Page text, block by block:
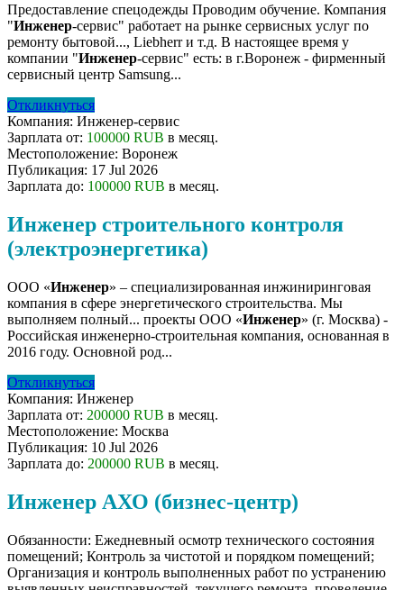
Предоставление спецодежды Проводим обучение. Компания
"Инженер-сервис" работает на рынке сервисных услуг по
ремонту бытовой..., Liebherr и т.д. В настоящее время у
компании "Инженер-сервис" есть: в г.Воронеж - фирменный
сервисный центр Samsung...
Откликнуться
Компания: Инженер-сервис
Зарплата от: 100000 RUB в месяц.
Местоположение: Воронеж
Публикация: 17 Jul 2026
Зарплата до: 100000 RUB в месяц.
Инженер строительного контроля
(электроэнергетика)
ООО «Инженер» – специализированная инжиниринговая
компания в сфере энергетического строительства. Мы
выполняем полный... проекты ООО «Инженер» (г. Москва) -
Российская инженерно-строительная компания, основанная в
2016 году. Основной род...
Откликнуться
Компания: Инженер
Зарплата от: 200000 RUB в месяц.
Местоположение: Москва
Публикация: 10 Jul 2026
Зарплата до: 200000 RUB в месяц.
Инженер АХО (бизнес-центр)
Обязанности: Ежедневный осмотр технического состояния
помещений; Контроль за чистотой и порядком помещений;
Организация и контроль выполненных работ по устранению